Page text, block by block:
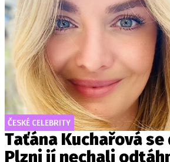
ČESKÉ CELEBRITY
Taťána Kuchařová se
Plzni jí nechali